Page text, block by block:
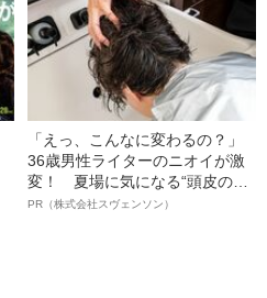
「えっ、こんなに変わるの？」
36歳男性ライターのニオイが激
変！ 夏場に気になる“頭皮のニ
オイ”や“ベタつき”を解消す
PR（株式会社スヴェンソン）